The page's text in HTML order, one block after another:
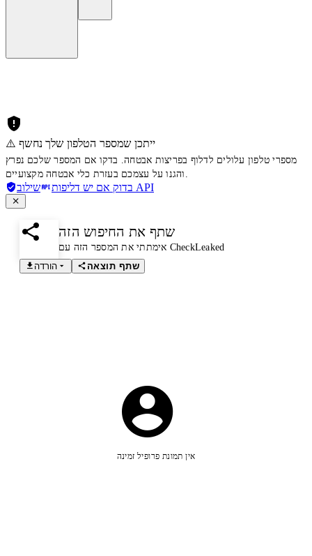
⚠️ ייתכן שמספר הטלפון שלך נחשף
מספרי טלפון עלולים לדלוף בפריצות אבטחה. בדקו אם המספר שלכם נפרץ
בדוק אם יש דליפות שילוב API
שתף את החיפוש הזה
אימתתי את המספר הזה עם CheckLeaked
הורדה
שתף תוצאה
אין תמונת פרופיל זמינה